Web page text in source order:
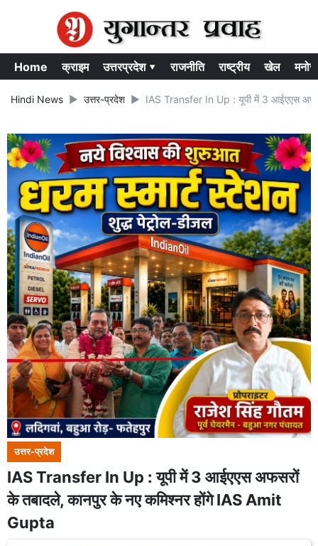
Home क्राइम उत्तरप्रदेश ▾ राजनीति राष्ट्रीय खेल
Hindi News उत्तर-प्रदेश IAS Transfer In Up : यूपी में 3 आईएएस
उत्तर-प्रदेश
IAS Transfer In Up : यूपी में 3 आईएएस अफसरों
के तबादले, कानपुर के नए कमिश्नर होंगे IAS Amit
Gupta